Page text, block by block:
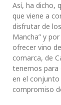
Así, ha dicho,
que viene a
disfrutar de
Mancha” y
ofrecer vino
comarca, de
tenemos para
en el
compromiso